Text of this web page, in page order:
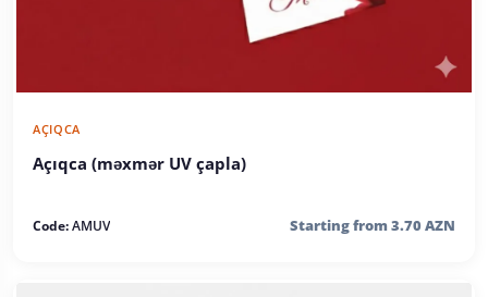
AÇIQCA
Açıqca (məxmər UV çapla)
Code:AMUV Starting from 3.70 AZN